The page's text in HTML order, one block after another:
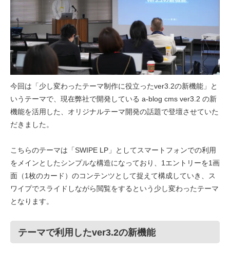
今回は「少し変わったテーマ制作に役立ったver3.2の新機能」と
いうテーマで、現在弊社で開発している a-blog cms ver3.2 の新
機能を活用した、オリジナルテーマ開発の話題で登壇させていた
だきました。
こちらのテーマは「SWIPE LP」としてスマートフォンでの利用
をメインとしたシンプルな構造になっており、1エントリーを1画
面（1枚のカード）のコンテンツとして捉えて構成していき、ス
ワイプでスライドしながら閲覧をするという少し変わったテーマ
となります。
テーマで利用したver3.2の新機能